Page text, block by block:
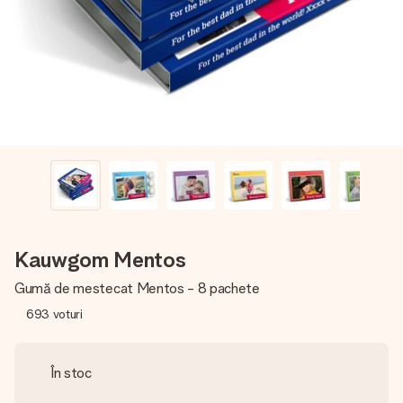
fotografia ta sau un mesaj din suflet. Fără bătăi de cap,
doar bucură-te de moment.
Kauwgom Mentos
Gumă de mestecat Mentos - 8 pachete
693 voturi
În stoc